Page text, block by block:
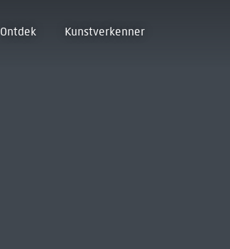
Ontdek Kunstverkenner